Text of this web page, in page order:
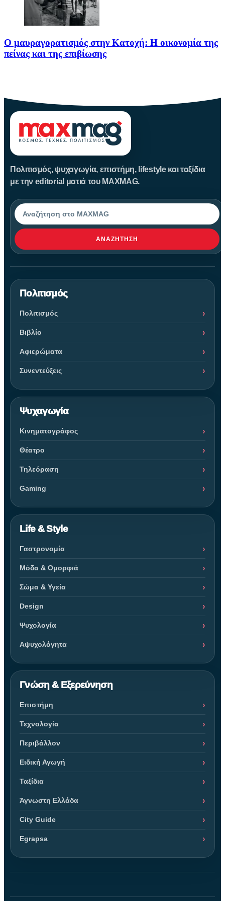
Ο μαυραγορατισμός στην Κατοχή: Η οικονομία της
πείνας και της επιβίωσης
Πολιτισμός, ψυχαγωγία, επιστήμη, lifestyle και ταξίδια
με την editorial ματιά του MAXMAG.
Αναζήτηση
ΑΝΑΖΉΤΗΣΗ
Πολιτισμός
Πολιτισμός
Βιβλίο
Αφιερώματα
Συνεντεύξεις
Ψυχαγωγία
Κινηματογράφος
Θέατρο
Τηλεόραση
Gaming
Life & Style
Γαστρονομία
Μόδα & Ομορφιά
Σώμα & Υγεία
Design
Ψυχολογία
Αψυχολόγητα
Γνώση & Εξερεύνηση
Επιστήμη
Τεχνολογία
Περιβάλλον
Ειδική Αγωγή
Ταξίδια
Άγνωστη Ελλάδα
City Guide
Egrapsa